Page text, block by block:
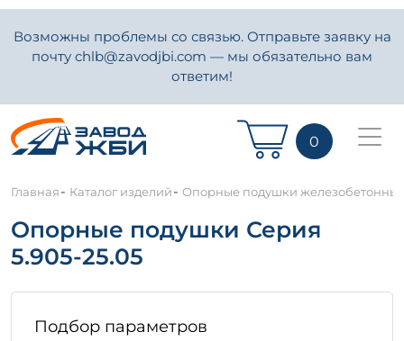
Возможны проблемы со связью. Отправьте заявку на
почту chlb@zavodjbi.com — мы обязательно вам
ответим!
0
Главная- Каталог изделий- Опорные подушки
Опорные подушки Серия
5.905-25.05
Подбор параметров